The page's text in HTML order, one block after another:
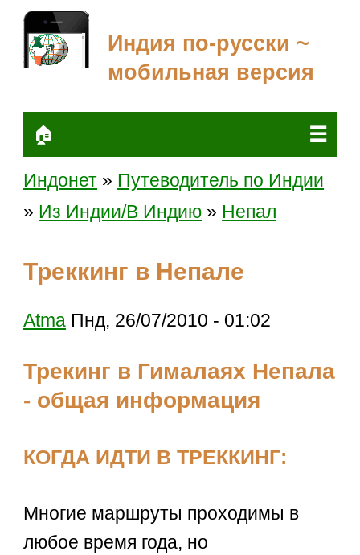
Индия по-русски ~
мобильная версия
🏠 ☰
Индонет » Путеводитель по Индии
» Из Индии/В Индию » Непал
Треккинг в Непале
Atma Пнд, 26/07/2010 - 01:02
Трекинг в Гималаях Непала
- общая информация
КОГДА ИДТИ В ТРЕККИНГ:
Многие маршруты проходимы в
любое время года, но